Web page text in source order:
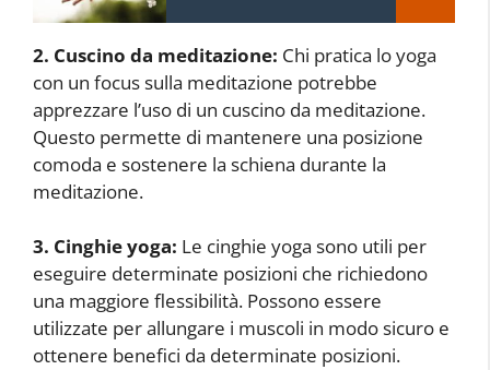
2. Cuscino da meditazione: Chi pratica lo yoga
con un focus sulla meditazione potrebbe
apprezzare l’uso di un cuscino da meditazione.
Questo permette di mantenere una posizione
comoda e sostenere la schiena durante la
meditazione.
3. Cinghie yoga: Le cinghie yoga sono utili per
eseguire determinate posizioni che richiedono
una maggiore flessibilità. Possono essere
utilizzate per allungare i muscoli in modo sicuro e
ottenere benefici da determinate posizioni.